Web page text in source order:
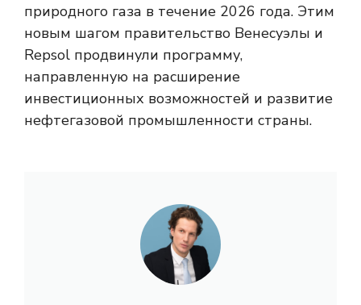
природного газа в течение 2026 года. Этим
новым шагом правительство Венесуэлы и
Repsol продвинули программу,
направленную на расширение
инвестиционных возможностей и развитие
нефтегазовой промышленности страны.